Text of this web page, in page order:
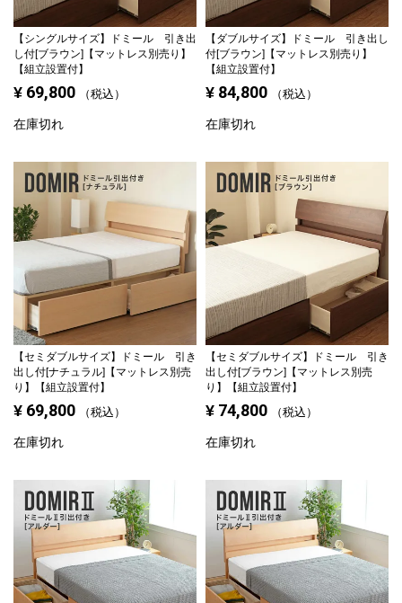
【シングルサイズ】
ドミール 引き出
し付[ブラウン]【マットレス別売り】
【組立設置付】
¥ 69,800 税込
在庫切れ
【ダブルサイズ】
ドミール 引き出し
付[ブラウン]【マットレス別売り】
【組立設置付】
¥ 84,800 税込
在庫切れ
【セミダブルサイズ】
ドミール 引き
出し付[ナチュラル]【マットレス別売
り】【組立設置付】
¥ 69,800 税込
在庫切れ
【セミダブルサイズ】
ドミール 引き
出し付[ブラウン]【マットレス別売
り】【組立設置付】
¥ 74,800 税込
在庫切れ